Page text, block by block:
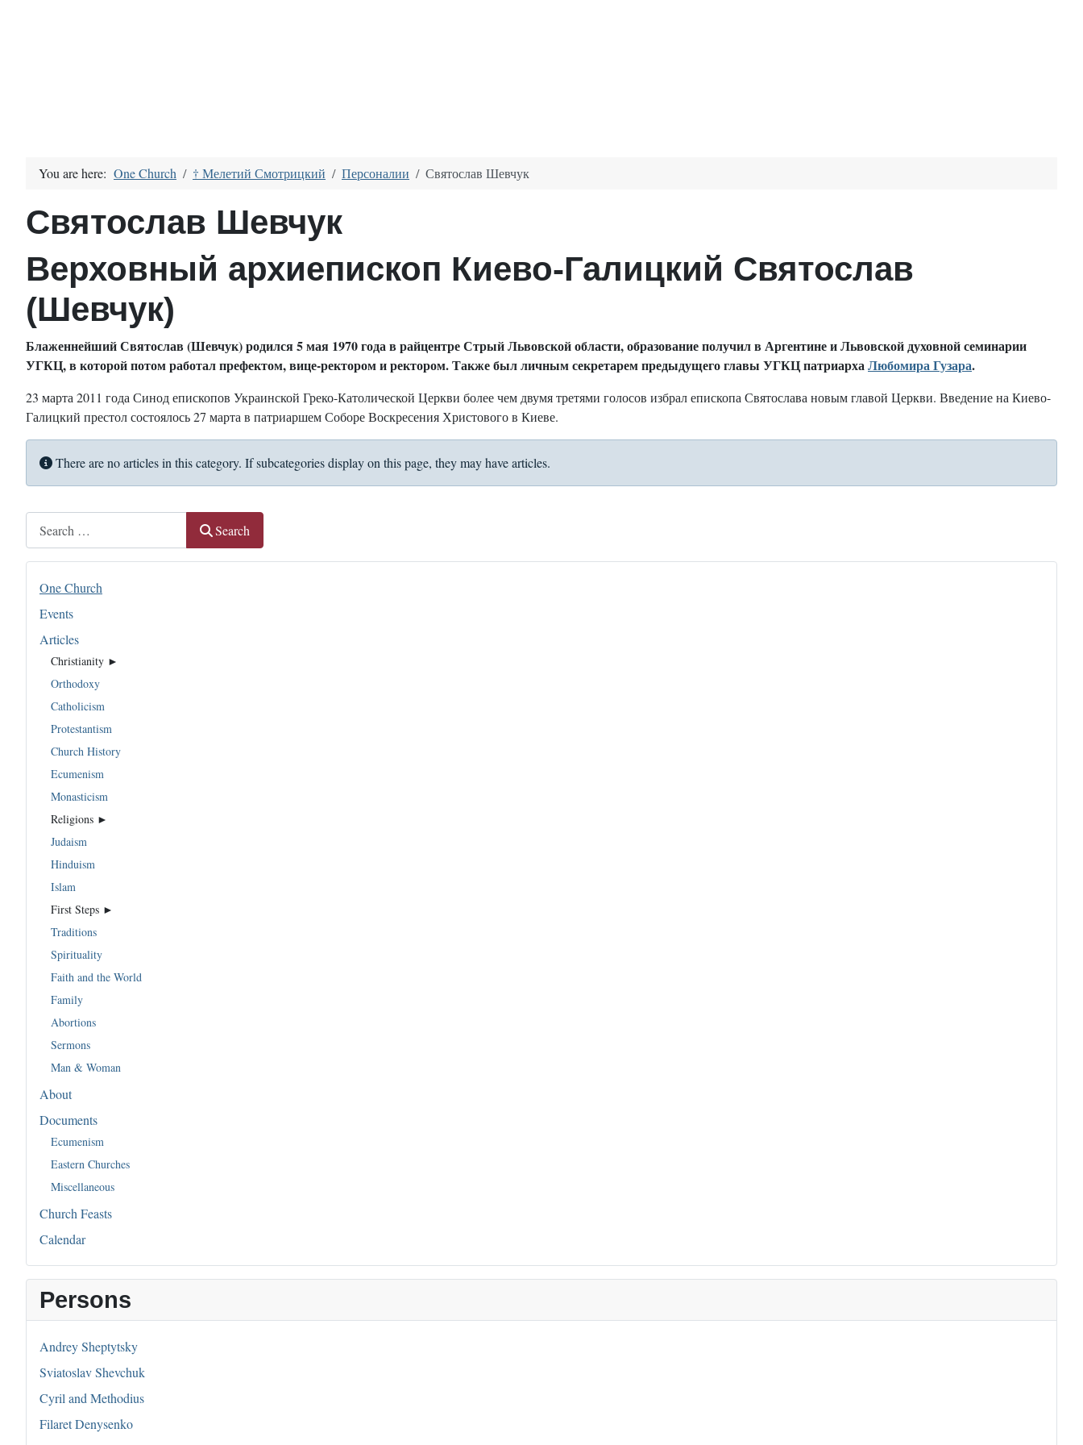
Search
One Church
Events
Articles
Christianity ►
Orthodoxy
Catholicism
Protestantism
Church History
Ecumenism
Monasticism
Religions ►
Judaism
Hinduism
Islam
First Steps ►
Traditions
Spirituality
Faith and the World
Family
Abortions
Sermons
Man & Woman
About
Documents
Ecumenism
Eastern Churches
Miscellaneous
Church Feasts
Calendar
Persons
Andrey Sheptytsky
Sviatoslav Shevchuk
Cyril and Methodius
Filaret Denysenko
You are here: One Church † Мелетий Смотрицкий Персоналии Святослав Шевчук
Святослав Шевчук
Верховный архиепископ Киево-Галицкий Святослав
(Шевчук)
Блаженнейший Святослав (Шевчук) родился 5 мая 1970 года в райцентре Стрый Львовской области, образование получил в Аргентине и Львовской духовной семинарии
УГКЦ, в которой потом работал префектом, вице-ректором и ректором. Также был личным секретарем предыдущего главы УГКЦ патриархаЛюбомира Гузара.
23 марта 2011 года Синод епископов Украинской Греко-Католической Церкви более чем двумя третями голосов избрал епископа Святослава новым главой Церкви. Введение на Киево-
Галицкий престол состоялось 27 марта в патриаршем Соборе Воскресения Христового в Киеве.
Info
There are no articles in this category. If subcategories display on this page, they may have articles.